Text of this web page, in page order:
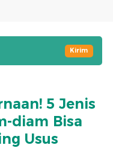
Kirim
5 Jenis
diam Bisa
Usus